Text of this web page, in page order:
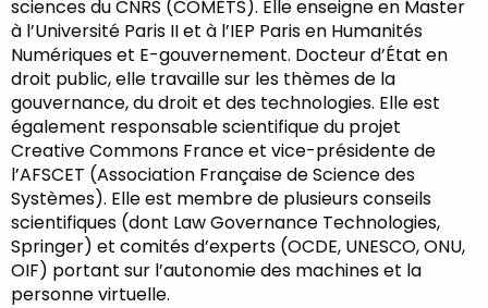
sciences du CNRS (COMETS). Elle enseigne en Master
à l’Université Paris II et à l’IEP Paris en Humanités
Numériques et E-gouvernement. Docteur d’État en
droit public, elle travaille sur les thèmes de la
gouvernance, du droit et des technologies. Elle est
également responsable scientifique du projet
Creative Commons France et vice-présidente de
l’AFSCET (Association Française de Science des
Systèmes). Elle est membre de plusieurs conseils
scientifiques (dont Law Governance Technologies,
Springer) et comités d’experts (OCDE, UNESCO, ONU,
OIF) portant sur l’autonomie des machines et la
personne virtuelle.